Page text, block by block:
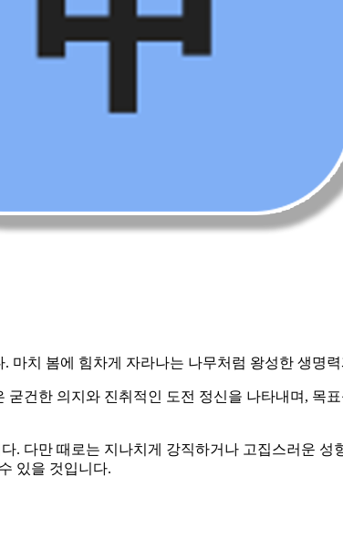
치 봄에 힘차게 자라나는 나무처럼 왕성한 생명
건한 의지와 진취적인 도전 정신을 나타내며, 목
다만 때로는 지나치게 강직하거나 고집스러운 성
있을 것입니다.